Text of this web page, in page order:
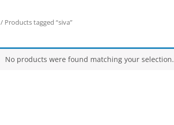
/ Products tagged “siva”
No products were found matching your selection.